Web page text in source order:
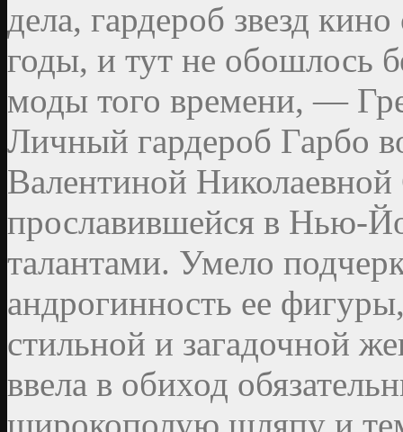
дела, гардероб звезд
годы, и тут не обошлось
моды того времени, —
Личный гардероб Гарбо
Валентиной
прославившейся в Нью-
талантами. Умело
андрогинность ее
стильной и загадочной
ввела в обиход
широкополую шляпу и